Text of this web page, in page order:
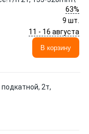
63%
9 шт.
11 - 16 августа
В корзину
2т,